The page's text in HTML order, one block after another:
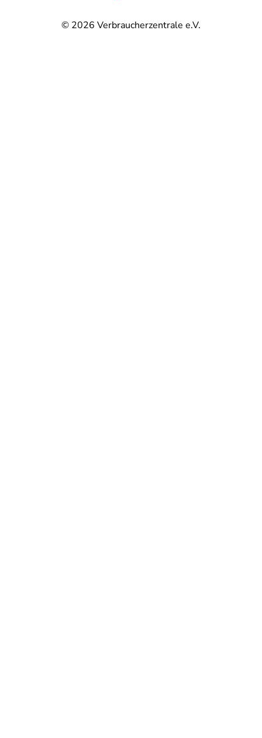
© 2026 Verbraucherzentrale e.V.